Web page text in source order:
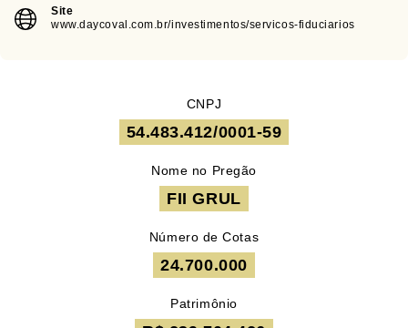
Site
www.daycoval.com.br/investimentos/servicos-fiduciarios
CNPJ
54.483.412/0001-59
Nome no Pregão
FII GRUL
Número de Cotas
24.700.000
Patrimônio